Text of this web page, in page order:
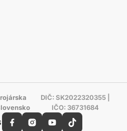
DIČ: SK2022320355 |
IČO: 36731684